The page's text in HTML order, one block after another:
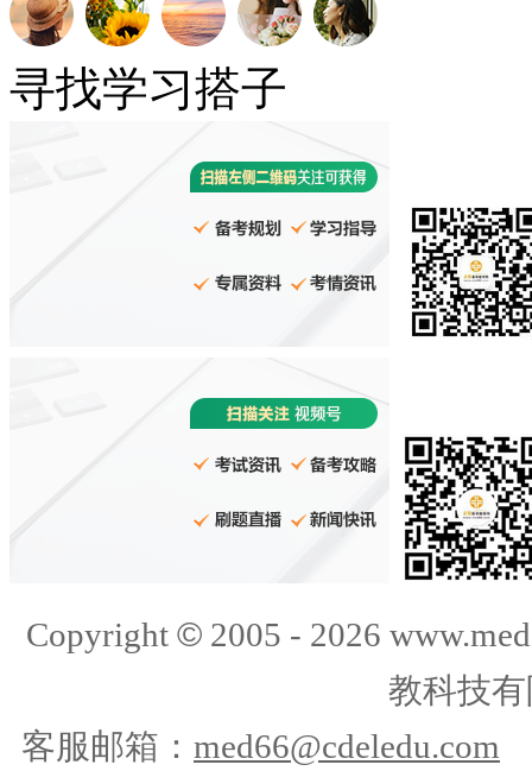
寻找学习搭子
Copyright ©2005 - 2026
教科技
客服邮箱： med66@cdeledu.com